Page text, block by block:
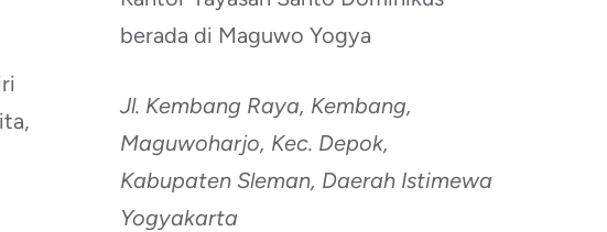
berada di Maguwo Yogya
Jl. Kembang Raya, Kembang,
Maguwoharjo, Kec. Depok,
Kabupaten Sleman, Daerah Istimewa
Yogyakarta